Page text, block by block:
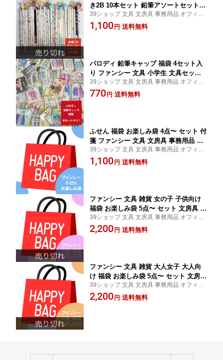
き2B 10本セット 鉛筆アソートセット
鉛筆まとめ買い 鉛筆お得セット キッズ
39ショップ 文具 文房具 事務用品 オフィス
ステーショナリー 日用品 日用雑貨 ファン
シー 女の子 男の子 景品 イベント
1,100円 送料無料
パロディ 鉛筆キャップ 福袋 4セット入
り ファンシー 文具 小学生 文具セット
文房具 アソートセット ノベルティ 粗品
イベント 子供会 プチギフト 鉛筆キャッ
39ショップ 文具 文房具 事務用品 オフィス
ステーショナリー 日用品 日用雑貨 ファン
シー 女の子 男の子 景品 イベント
770円 送料無料
ふせん 福袋 お楽しみ袋 4点〜 セット 付
箋 ファンシー 文具 文房具 事務用品 ま
とめ買い ラッピング不可
39ショップ 文具 文房具 事務用品 オフィス
ステーショナリー 日用品 日用雑貨 ファン
シー 女の子 男の子 景品 イベント
1,100円 送料無料
ファンシー 文具 雑貨 女の子 子供向け
福袋 お楽しみ袋 5点〜 セット 文房具 事
務用品 まとめ買い ラッピング不可
39ショップ 文具 文房具 事務用品 オフィス
ステーショナリー 日用品 日用雑貨 ファン
シー 女の子 男の子 景品 イベント
2,200円 送料無料
ファンシー 文具 雑貨 大人女子 大人向
け 福袋 お楽しみ袋 5点〜 セット 文房具
事務用品 まとめ買い ラッピング不可
39ショップ 文具 文房具 事務用品 オフィス
ステーショナリー 日用品 日用雑貨 ファン
シー 女の子 男の子 景品 イベント
2,200円 送料無料